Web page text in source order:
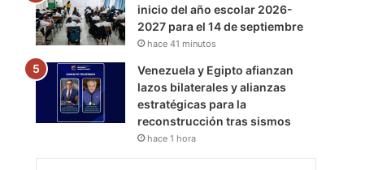
inicio del año escolar 2026-
2027 para el 14 de septiembre
hace 41 minutos
Venezuela y Egipto afianzan
lazos bilaterales y alianzas
estratégicas para la
reconstrucción tras sismos
hace 1 hora